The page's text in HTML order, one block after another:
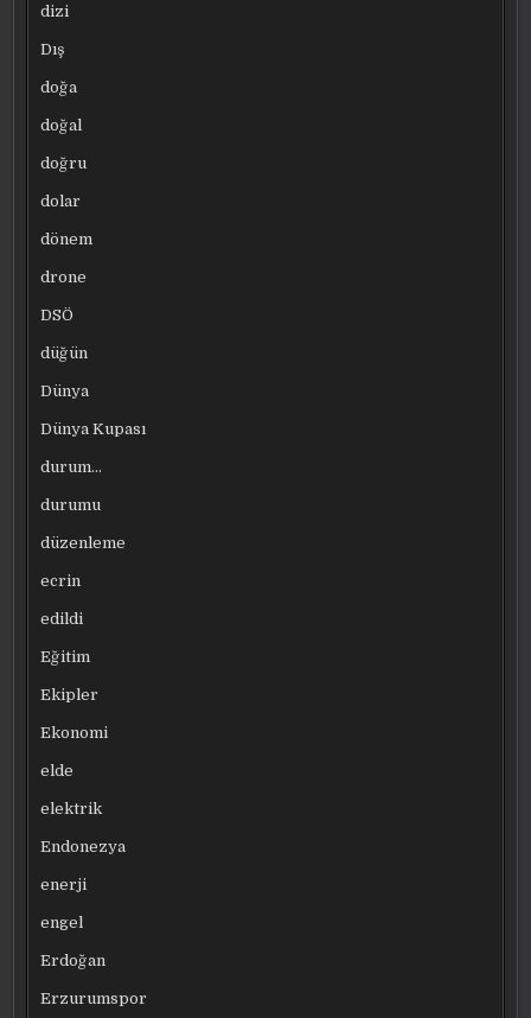
dizi
Dış
doğa
doğal
doğru
dolar
dönem
drone
DSÖ
düğün
Dünya
Dünya Kupası
durum…
durumu
düzenleme
ecrin
edildi
Eğitim
Ekipler
Ekonomi
elde
elektrik
Endonezya
enerji
engel
Erdoğan
Erzurumspor